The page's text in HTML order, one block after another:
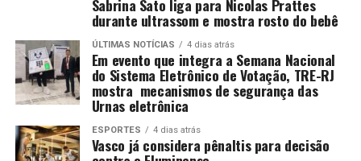
Sabrina Sato liga para Nicolas Prattes
durante ultrassom e mostra rosto do bebê
ÚLTIMAS NOTÍCIAS 4 dias atrás
Em evento que integra a Semana Nacional
do Sistema Eletrônico de Votação, TRE-RJ
mostra mecanismos de segurança das
Urnas eletrônica
ESPORTES 4 dias atrás
Vasco já considera pênaltis para decisão